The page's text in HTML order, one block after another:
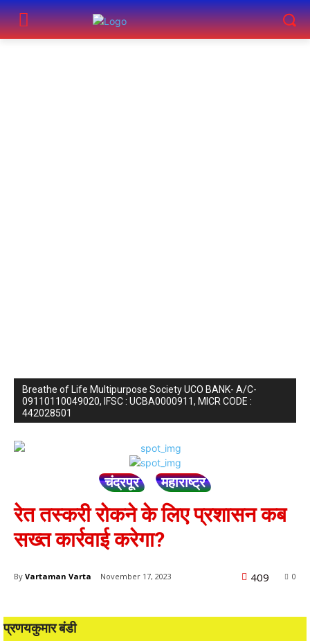
Breathe of Life Multipurpose Society UCO BANK- A/C-
09110110049020, IFSC : UCBA0000911, MICR CODE :
442028501
चंद्रपूर महाराष्ट्र
रेत तस्करी रोकने के लिए प्रशासन कब
सख्त कार्रवाई करेगा?
By Vartaman Varta November 17, 2023 0
409
प्रणयकुमार बंडी